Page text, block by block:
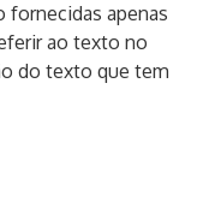
fornecidas apenas
ao texto no
do texto que tem